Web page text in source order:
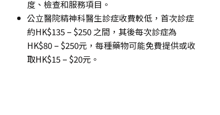
度、檢查和服務項目。
公立醫院精神科醫生診症收費較低，首次診症
約HK$135 – $250 之間，其後每次診症為
HK$80 – $250元，每種藥物可能免費提供或收
取HK$15 – $20元。